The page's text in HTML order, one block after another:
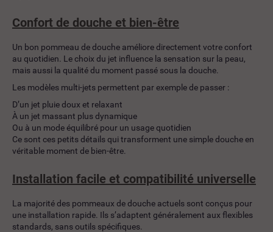
Confort de douche et bien-être
Un bon pommeau de douche améliore directement votre confort
au quotidien. Le choix du jet influence la sensation sur la peau,
mais aussi la qualité du moment passé sous la douche.
Les modèles multi-jets permettent par exemple de passer :
D’un jet pluie doux et relaxant
À un jet massant plus dynamique
Ou à un mode équilibré pour un usage quotidien
Ce sont ces petits détails qui transforment une simple douche en
véritable moment de bien-être.
Installation facile et compatibilité universelle
La majorité des pommeaux de douche actuels sont conçus pour
une installation rapide. Ils s’adaptent généralement aux flexibles
standards, sans outils spécifiques.